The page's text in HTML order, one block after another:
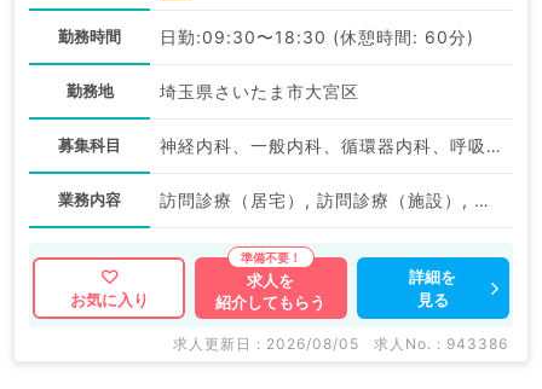
勤務時間 日勤:09:30〜18:30 (休憩時間: 60分)
勤務地 埼玉県さいたま市大宮区
募集科目 神経内科、一般内科、循環器内科、呼吸器内科、消化器内科、内分泌・代謝内科、腎臓内科、老年内科、血液内科、膠原病科
業務内容 訪問診療（居宅）, 訪問診療（施設）, 往診
お気に入り
求人を
紹介してもらう
詳細を
見る
求人更新日 : 2026/08/05 求人No. : 943386